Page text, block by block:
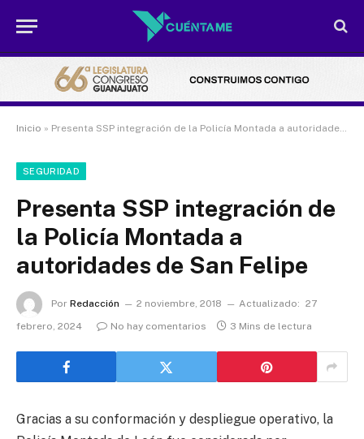
Inicio » Presenta SSP integración de la Policía Montada a autoridades de San Felipe
SEGURIDAD
Presenta SSP integración de
la Policía Montada a
autoridades de San Felipe
Por Redacción 2 noviembre, 2018 Actualizado: 27
febrero, 2024
No hay comentarios 3 Mins de lectura
Gracias a su conformación y despliegue operativo, la